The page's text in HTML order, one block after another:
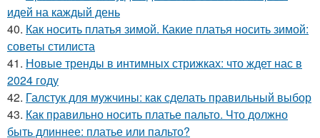
идей на каждый день
40. Как носить платья зимой. Какие платья носить зимой:
советы стилиста
41. Новые тренды в интимных стрижках: что ждет нас в
2024 году
42. Галстук для мужчины: как сделать правильный выбор
43. Как правильно носить платье пальто. Что должно
быть длиннее: платье или пальто?